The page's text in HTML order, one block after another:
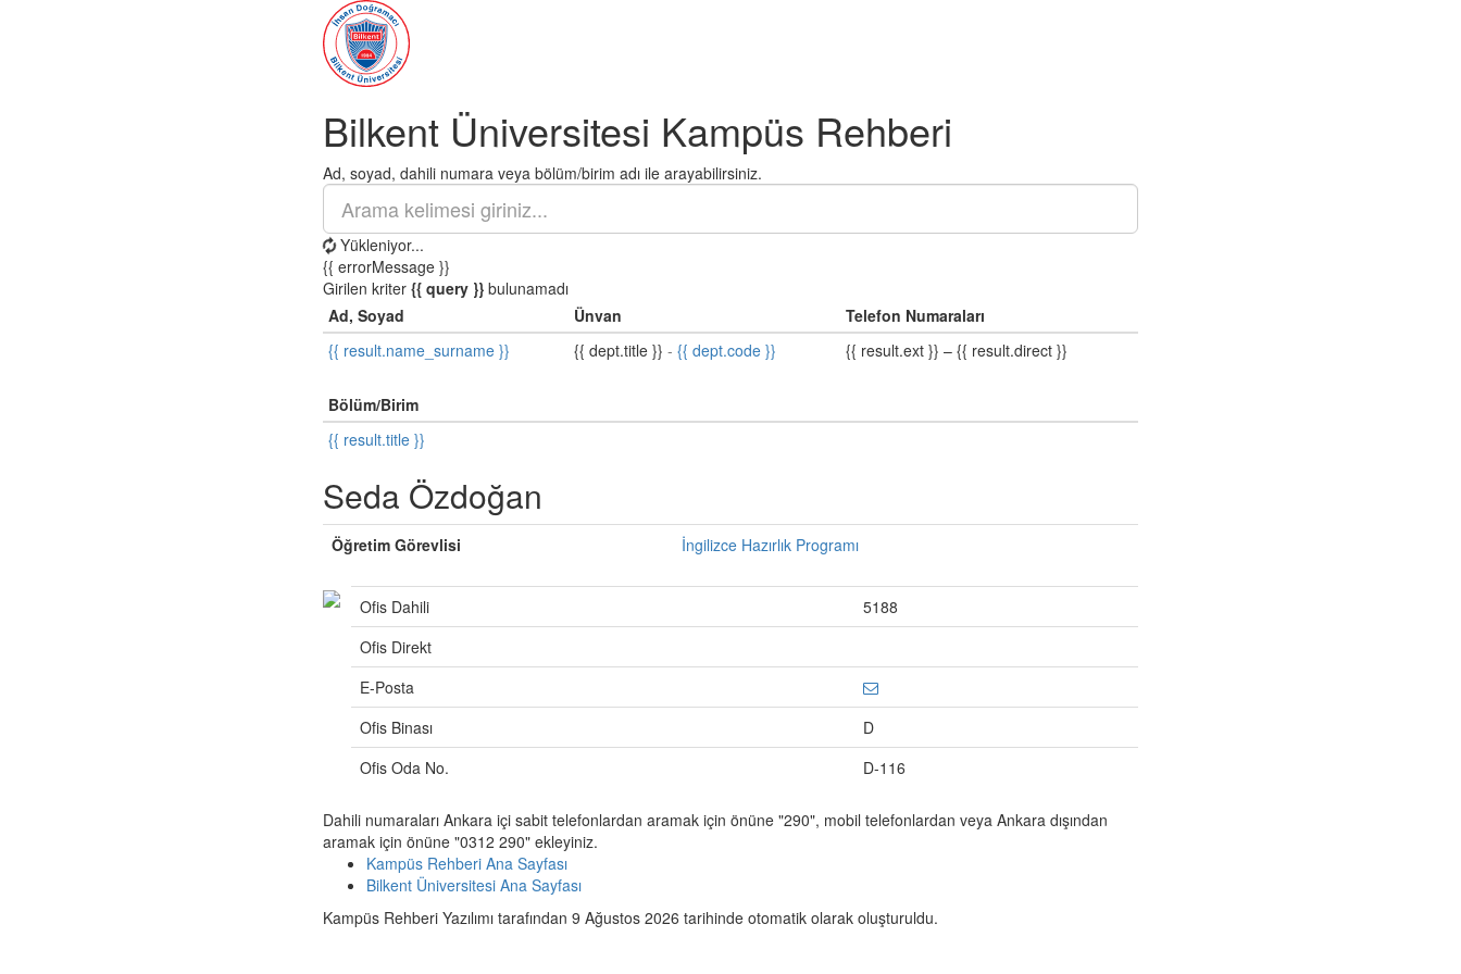
Bilkent Üniversitesi Kampüs Rehberi
Ad, soyad, dahili numara veya bölüm/birim adı ile arayabilirsiniz.
Yükleniyor...
{{ errorMessage }}
Girilen kriter {{ query }} bulunamadı
Ad, Soyad
Ünvan
Telefon Numaraları
{{ result.name_surname }}
{{ dept.title }} - {{ dept.code }} {{ result.ext }} – {{ result.direct }}
Bölüm/Birim
{{ result.title }}
Seda Özdoğan
Öğretim Görevlisi İngilizce Hazırlık Programı
Ofis Dahili
5188
Ofis Direkt
E-Posta
Ofis Binası
D
Ofis Oda No.
D-116
Dahili numaraları Ankara içi sabit telefonlardan aramak için önüne "290", mobil telefonlardan veya Ankara dışından
aramak için önüne "0312 290" ekleyiniz.
Kampüs Rehberi Ana Sayfası
Bilkent Üniversitesi Ana Sayfası
Kampüs Rehberi Yazılımı tarafından 9 Ağustos 2026 tarihinde otomatik olarak oluşturuldu.